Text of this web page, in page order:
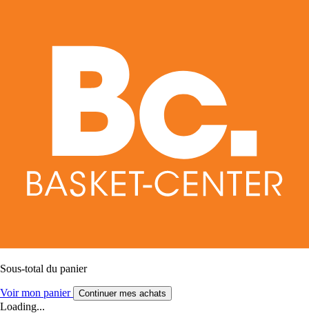
Sous-total du panier
Voir mon panier Continuer mes achats
Loading...